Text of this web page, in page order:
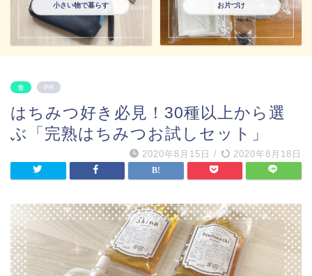
小さい物で暮らす お片づけ
食 PR
はちみつ好き必見！30種以上から選
ぶ「完熟はちみつお試しセット」
2020年8月15日 / 2020年8月18日